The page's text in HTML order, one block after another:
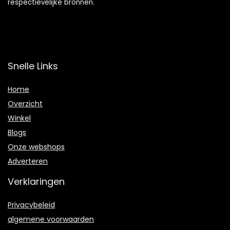
respectievelijke bronnen.
Snelle Links
Home
Overzicht
Winkel
Blogs
Onze webshops
Adverteren
Verklaringen
Privacybeleid
algemene voorwaarden